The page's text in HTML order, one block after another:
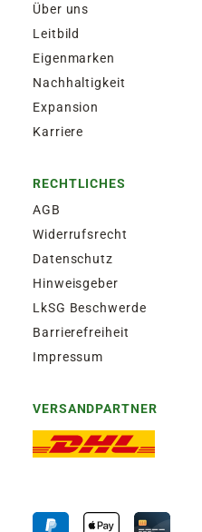
Über uns
Leitbild
Eigenmarken
Nachhaltigkeit
Expansion
Karriere
RECHTLICHES
AGB
Widerrufsrecht
Datenschutz
Hinweisgeber
LkSG Beschwerde
Barrierefreiheit
Impressum
VERSANDPARTNER